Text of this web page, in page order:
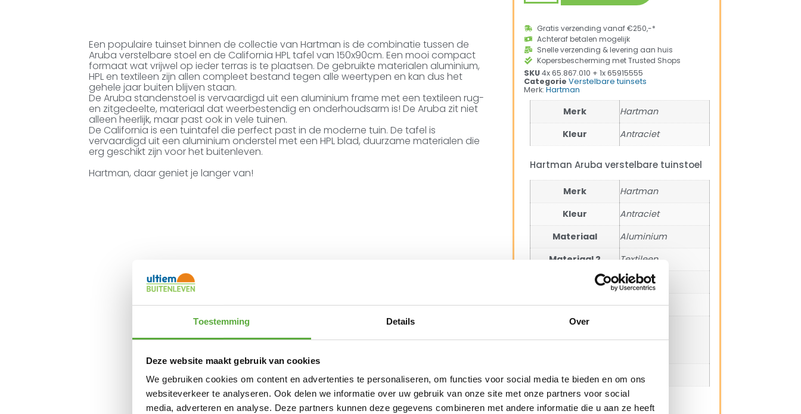
Toestemming Details Over
Deze website maakt gebruik van cookies
We gebruiken cookies om content en advertenties te personaliseren, om functies voor social media te bieden en om ons
websiteverkeer te analyseren. Ook delen we informatie over uw gebruik van onze site met onze partners voor social
media, adverteren en analyse. Deze partners kunnen deze gegevens combineren met andere informatie die u aan ze heeft
Een populaire tuinset binnen de collectie van Hartman is de combinatie tussen de
Aruba verstelbare stoel en de California HPL tafel van 150x90cm. Een mooi compact
formaat wat vrijwel op ieder terras is te plaatsen. De gebruikte materialen aluminium,
HPL en textileen zijn allen compleet bestand tegen alle weertypen en kan dus het
gehele jaar buiten blijven staan.
De Aruba standenstoel is vervaardigd uit een aluminium frame met een textileen rug-
en zitgedeelte, materiaal dat weerbestendig en onderhoudsarm is! De Aruba zit niet
alleen heerlijk, maar past ook in vele tuinen.
De California is een tuintafel die perfect past in de moderne tuin. De tafel is
vervaardigd uit een aluminium onderstel met een HPL blad, duurzame materialen die
erg geschikt zijn voor het buitenleven.
Hartman, daar geniet je langer van!
Gratis verzending vanaf €250,-*
Achteraf betalen mogelijk
Snelle verzending & levering aan huis
Kopersbescherming met Trusted Shops
SKU4x 65.867.010 + 1x 65915555
Categorie Verstelbare tuinsets
Merk: Hartman
Merk
Hartman
Kleur
Antraciet
Hartman Aruba verstelbare tuinstoel
Merk
Hartman
Kleur
Antraciet
Materiaal
Aluminium
Materiaal 2
Textileen
Zit hoogte
44 cm
Arm hoogte
66,5 cm
Maximale
belastbaarheid
SKU 65.867.010
Hartman California tuintafel